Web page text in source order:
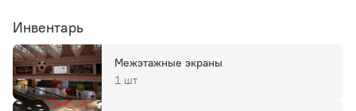
Инвентарь
Межэтажные экраны
1 шт